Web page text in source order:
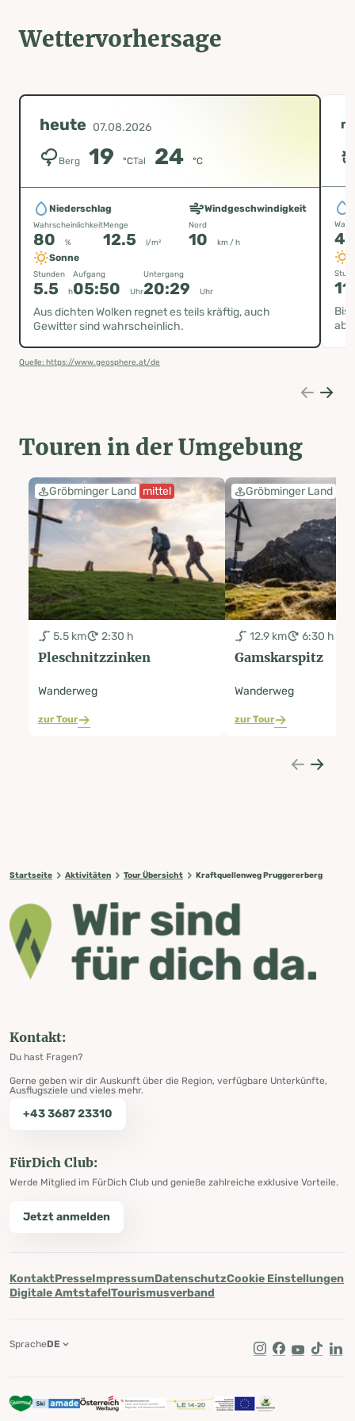
Wettervorhersage
heute 07.08.2026
Berg 19 °CTal 24 °C
Niederschlag
Wahrscheinlichkeit
80 %
Menge
12.5 l/m²
Windgeschwindigkeit
Nord
10 km / h
Sonne
Stunden
5.5 h
Aufgang
05:50 Uhr
Untergang
20:29 Uhr
Aus dichten Wolken regnet es teils kräftig, auch
Gewitter sind wahrscheinlich.
Bis
Quelle: https://www.geosphere.at/de
Touren in der Umgebung
Gröbminger Land mittel
5.5 km 2:30 h
Pleschnitzzinken
Wanderweg
zur Tour
Gröbminger Land
12.9 km 6:30 h
Gamskarspitz
Wanderweg
zur Tour
Startseite Aktivitäten Tour Übersicht Kraftquellenweg Pruggererberg
Kontakt:
Du hast Fragen?
Gerne geben wir dir Auskunft über die Region, verfügbare Unterkünfte,
Ausflugsziele und vieles mehr.
+43 3687 23310
FürDich Club:
Werde Mitglied im FürDich Club und genieße zahlreiche exklusive Vorteile.
Jetzt anmelden
KontaktPresseImpressumDatenschutzCookie Einstellungen
Digitale AmtstafelTourismusverband
Instagram
Facebook
Youtube
Tik Tok
SpracheDE